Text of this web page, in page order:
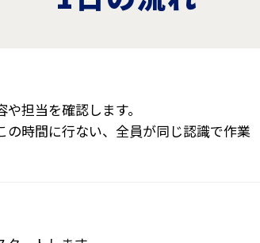
担当を確認します。
時間に行ない、全員が同じ認識で作業